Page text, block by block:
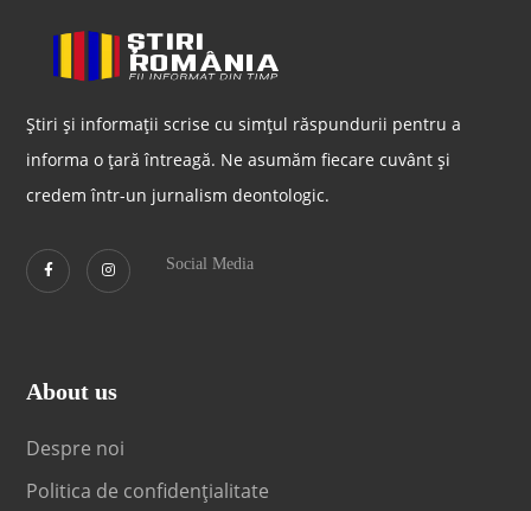
Știri și informații scrise cu simțul răspundurii pentru a
informa o țară întreagă. Ne asumăm fiecare cuvânt și
credem într-un jurnalism deontologic.
Social Media
About us
Despre noi
Politica de confidențialitate